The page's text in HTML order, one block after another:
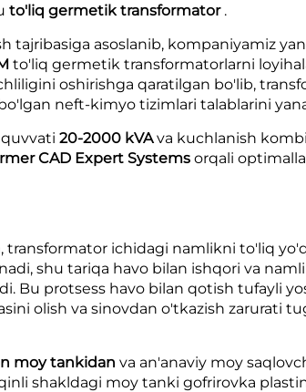
to'liq germetik transformator .
tajribasiga asoslanib, kompaniyamiz
to'liq germetik transformatorlarni
oshirishga qaratilgan bo'lib,
neft-kimyo tizimlari talablarini
20-2000 kVAva kuchlanish
CAD Expert Systems orqali
ichidagi namlikni to'liq
shu tariqa havo bilan ishqori va
Bu protsess havo bilan qotish tufayli
olish va sinovdan o'tkazish zarurati
moy tankidan va an'anaviy moy
shakldagi moy tanki gofrirovka